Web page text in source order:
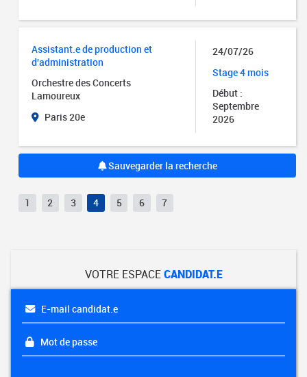
Assistant.e de production et
d'administration
Orchestre des Concerts
Lamoureux
Paris 20e
24/07/26
Stage 4 mois
Début :
Septembre
2026
Sauvegarder la recherche
1 2 3 4 5 6 7
VOTRE ESPACECANDIDAT.E
E-mail candidat.e
Mot de passe